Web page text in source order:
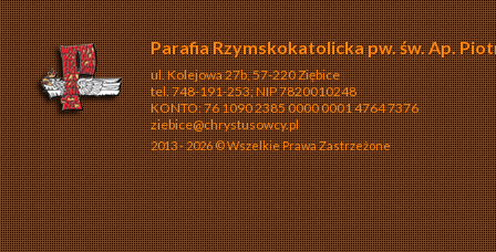
Parafia Rzymskokatolicka pw. św. Ap.
ul. Kolejowa 27b, 57-220 Ziębice
tel. 748-191-253; NIP 7820010248
KONTO: 76 1090 2385 0000 0001 4764 7376
ziebice@chrystusowcy.pl
2013 - 2026 © Wszelkie Prawa Zastrzeżone